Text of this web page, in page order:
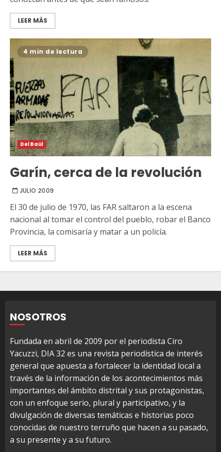
LEER MÁS
4 min de lectura
Del Baúl
Garín, cerca de la revolución
JULIO 2009
El 30 de julio de 1970, las FAR saltaron a la escena
nacional al tomar el control del pueblo, robar el Banco
Provincia, la comisaría y matar a un policía.
LEER MÁS
NOSOTROS
Fundada en abril de 2009 por el periodista Ciro
Yacuzzi, DIA 32 es una revista periodística de interés
general que apuesta a fortalecer la identidad local a
través de la información de los acontecimientos más
importantes del ámbito distrital y sus protagonistas,
con un enfoque serio, plural y participativo, y la
divulgación de diversas temáticas e historias poco
conocidas de nuestro terruño que hacen a su pasado,
a su presente y a su futuro.